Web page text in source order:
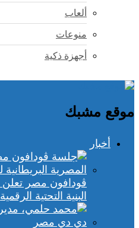
ألعاب
منوعات
أجهزة ذكية
موقع مشبك
أخبار
البنية التحتية الرقمية